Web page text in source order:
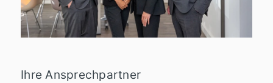
Ihre Ansprechpartner